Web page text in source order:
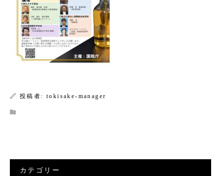
"name" on null in
/home/xs588222/tokisake.or.jp/public_html/wp-
content/themes/kadan_tcd056/single.php
on line28
投稿者: tokisake-manager
カテゴリー